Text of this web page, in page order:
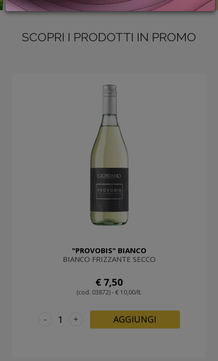
GIFT
BLOG
SCOPRI I PRODOTTI IN PROMO
"PROVOBIS" BIANCO
BIANCO FRIZZANTE SECCO
€ 7,50
(cod. 03872) - € 10,00/lt.
+
- AGGIUNGI